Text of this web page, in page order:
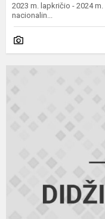
2023 m. lapkričio - 2024
nacionalin...